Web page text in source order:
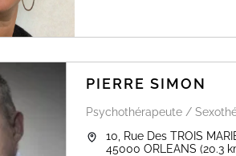
PIERRE SIMON
Psychothérapeute /
10, Rue Des TROIS
45000 ORLEANS (20.3